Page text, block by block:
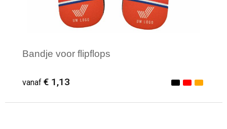
Bandje voor flipflops
vanaf € 1,13